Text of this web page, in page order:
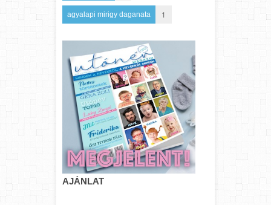
agyalapi mirigy daganata 1
AJÁNLAT